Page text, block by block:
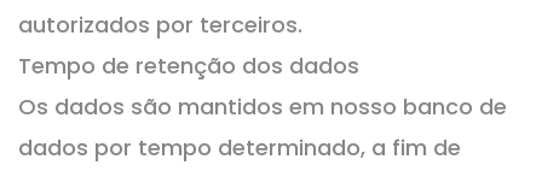
autorizados por terceiros.
Tempo de retenção dos dados
Os dados são mantidos em nosso banco de
dados por tempo determinado, a fim de